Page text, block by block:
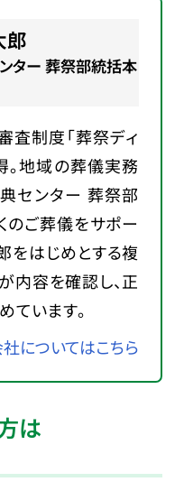
郎
ター 葬祭部統括本
制度「葬祭ディ
。地域の葬儀実務
センター 葬祭部
のご葬儀をサポー
をはじめとする複
内容を確認し、正
ています。
についてはこちら
は